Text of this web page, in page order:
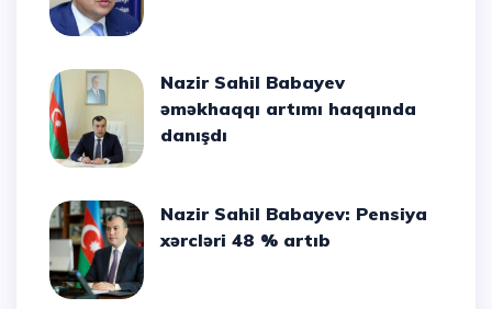
Nazir Sahil Babayev
əməkhaqqı artımı haqqında
danışdı
Nazir Sahil Babayev: Pensiya
xərcləri 48 % artıb